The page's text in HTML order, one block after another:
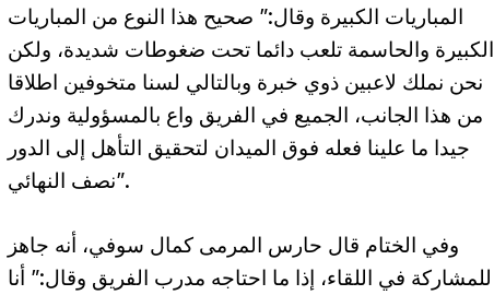
المباريات الكبيرة وقال:” صحيح هذا النوع من المباريات
الكبيرة والحاسمة تلعب دائما تحت ضغوطات شديدة، ولكن
نحن نملك لاعبين ذوي خبرة وبالتالي لسنا متخوفين اطلاقا
من هذا الجانب، الجميع في الفريق واع بالمسؤولية وندرك
جيدا ما علينا فعله فوق الميدان لتحقيق التأهل إلى الدور
نصف النهائي”.
وفي الختام قال حارس المرمى كمال سوفي، أنه جاهز
للمشاركة في اللقاء، إذا ما احتاجه مدرب الفريق وقال:” أنا